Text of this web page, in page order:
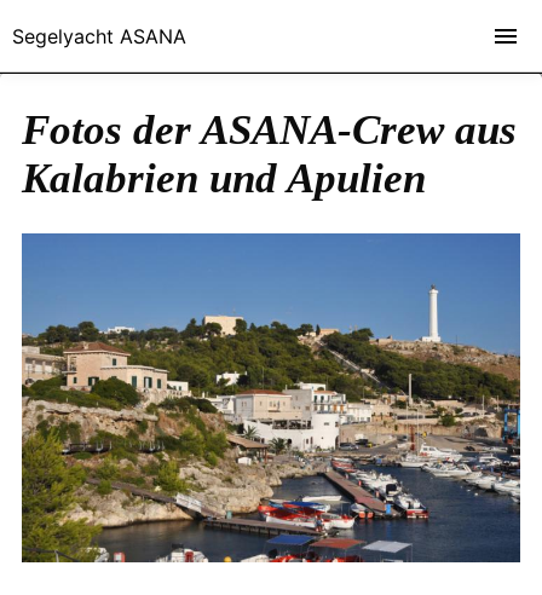
Fotos der ASANA-Crew aus
Kalabrien und Apulien
Segelyacht ASANA